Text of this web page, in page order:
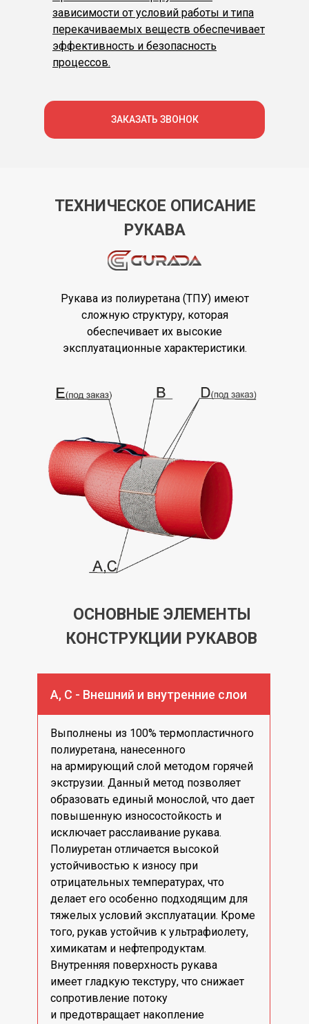
зависимости от условий работы и типа
перекачиваемых веществ обеспечивает
эффективность и безопасность
процессов.
ЗАКАЗАТЬ ЗВОНОК
Выполнены из 100% термопластичного
полиуретана, нанесенного
на армирующий слой методом горячей
экструзии. Данный метод позволяет
образовать единый монослой, что дает
повышенную износостойкость и
исключает расслаивание рукава.
Полиуретан отличается высокой
устойчивостью к износу при
отрицательных температурах, что
делает его особенно подходящим для
тяжелых условий эксплуатации. Кроме
того, рукав устойчив к ультрафиолету,
химикатам и нефтепродуктам.
Внутренняя поверхность рукава
имеет гладкую текстуру, что снижает
сопротивление потоку
и предотвращает накопление
А, С - Внешний и внутренние слои
ОСНОВНЫЕ ЭЛЕМЕНТЫ
КОНСТРУКЦИИ РУКАВОВ
ТЕХНИЧЕСКОЕ ОПИСАНИЕ
РУКАВА
Рукава из полиуретана (ТПУ) имеют
сложную структуру, которая
обеспечивает их высокие
эксплуатационные характеристики.